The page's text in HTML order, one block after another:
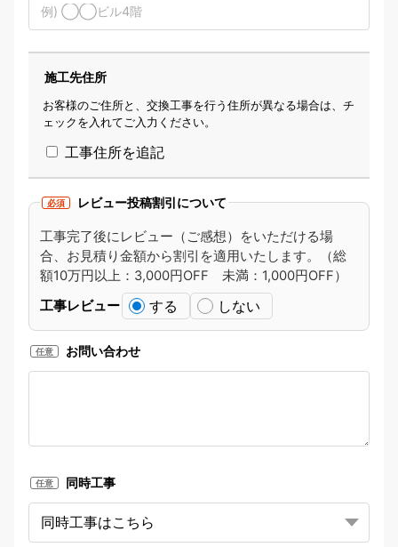
施工先住所
お客様のご住所と、交換工事を行う住所が異なる場合は、チ
ェックを入れてご入力ください。
工事住所を追記
必須 レビュー投稿割引について
工事完了後にレビュー（ご感想）をいただける場
合、お見積り金額から割引を適用いたします。（総
額10万円以上：3,000円OFF 未満：1,000円OFF）
工事レビュー する しない
任意 お問い合わせ
任意 同時工事